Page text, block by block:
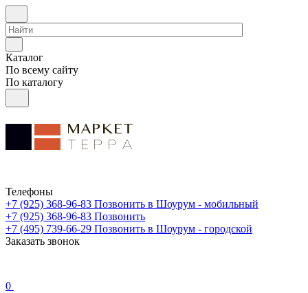
Каталог
По всему сайту
По каталогу
Телефоны
+7 (925) 368-96-83 Позвонить в Шоурум - мобильный
+7 (925) 368-96-83 Позвонить
+7 (495) 739-66-29 Позвонить в Шоурум - городской
Заказать звонок
0